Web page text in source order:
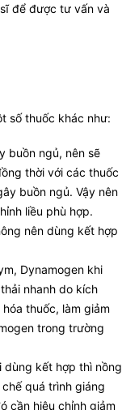
để được tư vấn và
số thuốc khác như:
buồn ngủ, nên sẽ
thời với các thuốc
buồn ngủ. Vậy nên
liều phù hợp.
nên dùng kết hợp
Dynamogen khi
nhanh do kích
thuốc, làm giảm
trong trường
kết hợp thì nồng
quá trình giáng
cần hiệu chỉnh giảm